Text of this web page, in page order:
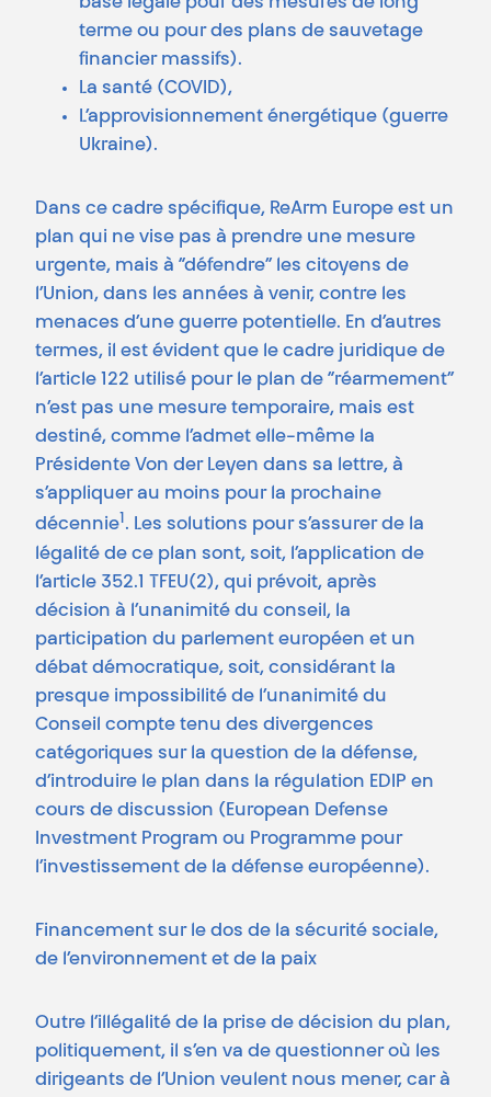
base légale pour des mesures de long
terme ou pour des plans de sauvetage
financier massifs).
La santé (COVID),
L’approvisionnement énergétique (guerre
Ukraine).
Dans ce cadre spécifique, ReArm Europe est un
plan qui ne vise pas à prendre une mesure
urgente, mais à “défendre” les citoyens de
l’Union, dans les années à venir, contre les
menaces d’une guerre potentielle. En d’autres
termes, il est évident que le cadre juridique de
l’article 122 utilisé pour le plan de “réarmement”
n’est pas une mesure temporaire, mais est
destiné, comme l’admet elle-même la
Présidente Von der Leyen dans sa lettre, à
s’appliquer au moins pour la prochaine
décennie1. Les solutions pour s’assurer de la
légalité de ce plan sont, soit, l’application de
l’article 352.1 TFEU(2), qui prévoit, après
décision à l’unanimité du conseil, la
participation du parlement européen et un
débat démocratique, soit, considérant la
presque impossibilité de l’unanimité du
Conseil compte tenu des divergences
catégoriques sur la question de la défense,
d’introduire le plan dans la régulation EDIP en
cours de discussion (European Defense
Investment Program ou Programme pour
l’investissement de la défense européenne).
Financement sur le dos de la sécurité sociale,
de l’environnement et de la paix
Outre l’illégalité de la prise de décision du plan,
politiquement, il s’en va de questionner où les
dirigeants de l’Union veulent nous mener, car à